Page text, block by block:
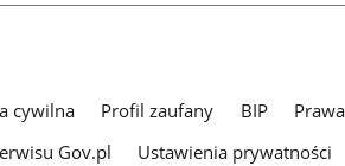
cywilna Profil zaufany BIP
Gov.pl
Ustawienia prywatności